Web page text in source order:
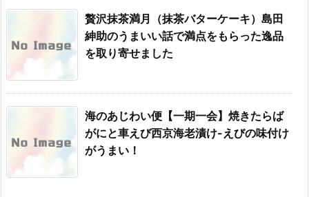
贅沢抹茶満月（抹茶バターケーキ）島田
紳助のうまいい話で満点をもらった逸品
を取り寄せました
海のあじわい便【一期一会】焼きたらば
がにと車えび西京海老漬け-えびの味付け
がうまい！